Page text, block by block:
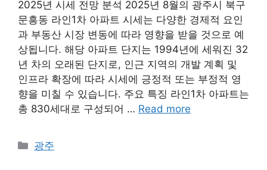
2025년 시세 전망 분석 2025년 8월의 광주시 북구
문흥동 라인1차 아파트 시세는 다양한 경제적 요인
과 부동산 시장 변동에 따라 영향을 받을 것으로 예
상됩니다. 해당 아파트 단지는 1994년에 세워진 32
년 차의 오래된 단지로, 인근 지역의 개발 계획 및
인프라 확장에 따라 시세에 긍정적 또는 부정적 영
향을 미칠 수 있습니다. 주요 특징 라인1차 아파트는
총 830세대로 구성되어 … Read more
Categories
광주